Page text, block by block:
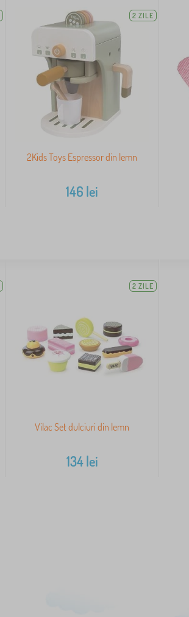
2 ZILE
2Kids Toys Espressor din lemn
146 lei
2 ZILE
Vilac Set dulciuri din lemn
134lei